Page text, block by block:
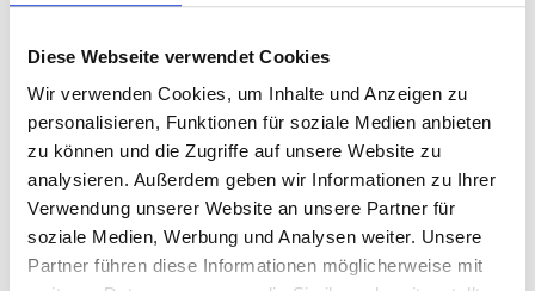
Diese Webseite verwendet Cookies
Wir verwenden Cookies, um Inhalte und Anzeigen zu
personalisieren, Funktionen für soziale Medien anbieten
zu können und die Zugriffe auf unsere Website zu
analysieren. Außerdem geben wir Informationen zu Ihrer
Verwendung unserer Website an unsere Partner für
soziale Medien, Werbung und Analysen weiter. Unsere
Partner führen diese Informationen möglicherweise mit
in die Gesellschaft hineingetragen werden können. Daher
seine abschließende Bitte: „Herr Jesus, lass jede Sportart ein
Gleichnis für ein Leben mit Dir sein, in dem wir mit
Engagement und Freude zusammenarbeiten, demütig in der
Niederlage leben und dankbar für den Sieg, den Du uns in
Deiner Auferstehung schenkst. Möge uns niemals Dein Geist
fehlen, der uns zu einem einzigen Team macht, vereint mit
Dir, um Gemeinschaft und Geschwisterlichkeit in der